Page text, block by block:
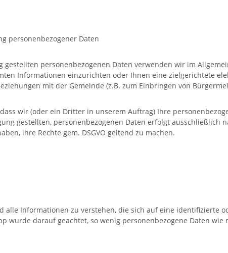
personenbezogener Daten
personenbezogenen Daten verwenden wir im
Informationen einzurichten oder Ihnen eine zielgerichtete
mit der Gemeinde (z.B. zum Einbringen von
wir (oder ein Dritter in unserem Auftrag) Ihre
gestellten, personenbezogenen Daten erfolgt ausschließlich
ihre Rechte gem. DSGVO geltend zu machen.
alle Informationen zu verstehen, die sich auf eine identifizierte
wurde darauf geachtet, so wenig personenbezogene Daten wie